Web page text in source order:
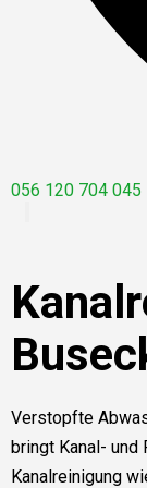
056 120 704 045
Verstopfte
bringt Kanal- und
Kanalreinigung